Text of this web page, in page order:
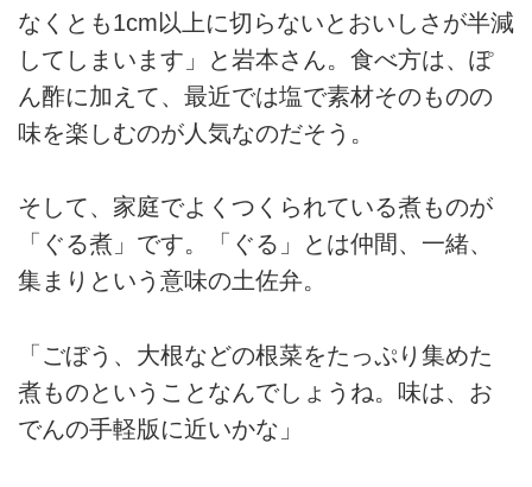
なくとも1cm以上に切らないとおいしさが半減
してしまいます」と岩本さん。食べ方は、ぽ
ん酢に加えて、最近では塩で素材そのものの
味を楽しむのが人気なのだそう。
そして、家庭でよくつくられている煮ものが
「ぐる煮」です。「ぐる」とは仲間、一緒、
集まりという意味の土佐弁。
「ごぼう、大根などの根菜をたっぷり集めた
煮ものということなんでしょうね。味は、お
でんの手軽版に近いかな」